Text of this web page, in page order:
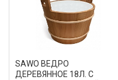
SAWO ВЕДРО
ДЕРЕВЯННОЕ 18Л. С